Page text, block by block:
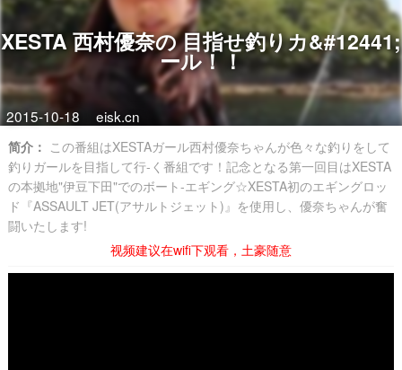
XESTA 西村優奈の 目指せ釣りカ&#12441;
ール！！
2015-10-18 eisk.cn
简介： この番組はXESTAガール西村優奈ちゃんが色々な釣りをして
釣りガールを目指して行-く番組です！記念となる第一回目はXESTA
の本拠地"伊豆下田"でのボート-エギング☆XESTA初のエギングロッ
ド『ASSAULT JET(アサルトジェット)』を使用し、優奈ちゃんが奮
闘いたします!
视频建议在wifi下观看，土豪随意